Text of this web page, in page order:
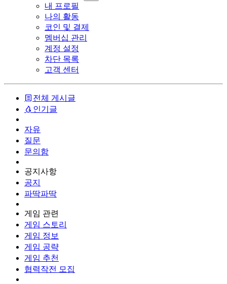
내 프로필
나의 활동
코인 및 결제
멤버십 관리
계정 설정
차단 목록
고객 센터
전체 게시글
인기글
자유
질문
문의함
공지사항
공지
파딱파딱
게임 관련
게임 스토리
게임 정보
게임 공략
게임 추천
협력작전 모집